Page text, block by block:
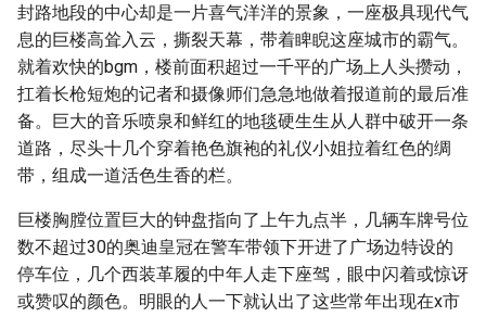
封路地段的中心却是一片喜气洋洋的景象，一座极具现代气
息的巨楼高耸入云，撕裂天幕，带着睥睨这座城市的霸气。
就着欢快的bgm，楼前面积超过一千平的广场上人头攒动，
扛着长枪短炮的记者和摄像师们急急地做着报道前的最后准
备。巨大的音乐喷泉和鲜红的地毯硬生生从人群中破开一条
道路，尽头十几个穿着艳色旗袍的礼仪小姐拉着红色的绸
带，组成一道活色生香的栏。
巨楼胸膛位置巨大的钟盘指向了上午九点半，几辆车牌号位
数不超过30的奥迪皇冠在警车带领下开进了广场边特设的
停车位，几个西装革履的中年人走下座驾，眼中闪着或惊讶
或赞叹的颜色。明眼的人一下就认出了这些常年出现在x市